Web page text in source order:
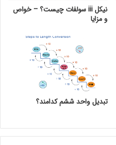
نیکل iii سولفات چیست؟ – خواص
و مزایا
تبدیل واحد ششم کدامند؟